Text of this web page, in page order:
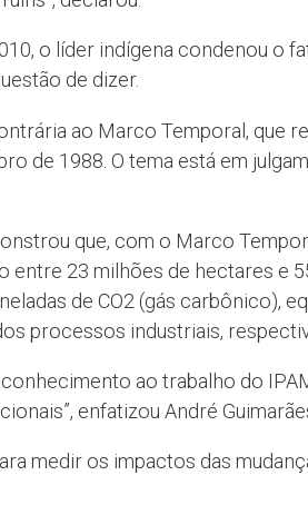
o líder indígena condenou o
de dizer.
ao Marco Temporal, que
de 1988. O tema está em
que, com o Marco
entre 23 milhões de hectares e
de CO2 (gás carbônico),
processos industriais,
ao trabalho do
enfatizou André
medir os impactos das